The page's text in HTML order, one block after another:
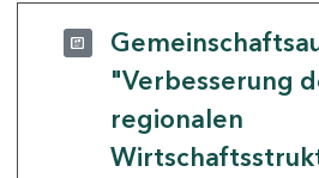
"Verbesserung
regionalen